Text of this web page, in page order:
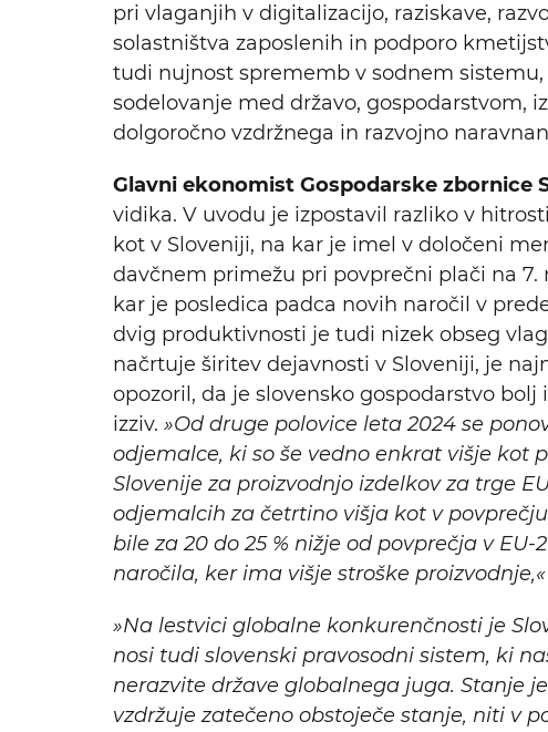
pri vlaganjih v digitalizacijo, raziskave,
solastništva zaposlenih in podporo
tudi nujnost sprememb v sodnem
sodelovanje med državo, gospodarstvom,
dolgoročno vzdržnega in razvojno
Glavni ekonomist Gospodarske zbornice
vidika. V uvodu je izpostavil razliko v
kot v Sloveniji, na kar je imel v določeni
davčnem primežu pri povprečni plači na 7.
kar je posledica padca novih naročil v
dvig produktivnosti je tudi nizek obseg
načrtuje širitev dejavnosti v Sloveniji, je
opozoril, da je slovensko gospodarstvo
izziv. »Od druge polovice leta 2024 se
odjemalce, ki so še vedno enkrat višje
Slovenije za proizvodnjo izdelkov za trge
odjemalcih za četrtino višja kot v
bile za 20 do 25 % nižje od povprečja v
naročila, ker ima višje stroške proizvodnje,«
»Na lestvici globalne konkurenčnosti je
nosi tudi slovenski pravosodni sistem, ki
nerazvite države globalnega juga. Stanje
vzdržuje zatečeno obstoječe stanje, niti v